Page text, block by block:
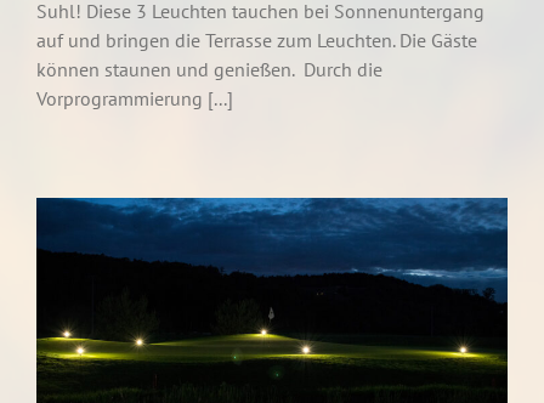
Suhl! Diese 3 Leuchten tauchen bei Sonnenuntergang
auf und bringen die Terrasse zum Leuchten. Die Gäste
können staunen und genießen. Durch die
Vorprogrammierung [...]